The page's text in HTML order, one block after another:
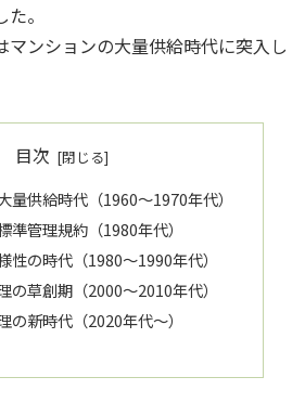
。
マンションの大量供給時代に突入し
目次
量供給時代（1960～1970年代）
準管理規約（1980年代）
性の時代（1980～1990年代）
の草創期（2000～2010年代）
の新時代（2020年代～）